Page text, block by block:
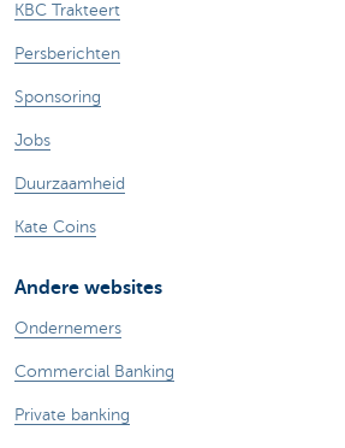
KBC Trakteert
Persberichten
Sponsoring
Jobs
Duurzaamheid
Kate Coins
Andere websites
Ondernemers
Commercial Banking
Private banking